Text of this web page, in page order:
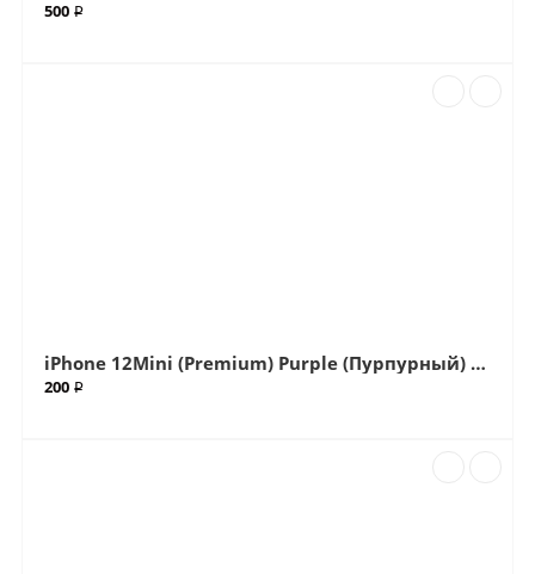
500 ₽
iPhone 12Mini (Premium) Purple (Пурпурный) Big (Большой вырез) крышка (Артикул.ГС-502)
200 ₽